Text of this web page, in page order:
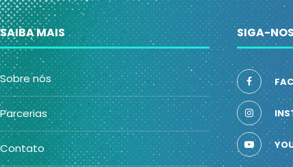
SAIBA MAIS
Sobre nós
Parcerias
Contato
SIGA-NOS